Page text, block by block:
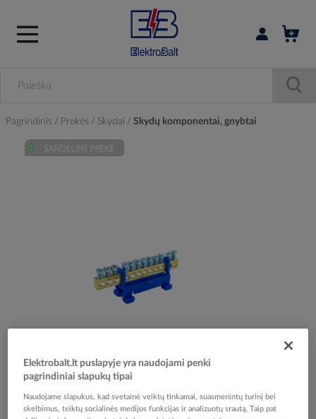
Prisijungti /
Pagrindinis Prekės Skydai Skydų komponentai, gnybtai
Skip
Reali prekė gali skirtis nuo pavaizduotos nuotraukoje
Elektrobalt.lt puslapyje yra naudojami penki
pagrindiniai slapukų tipai
Naudojame slapukus, kad svetainė veiktų tinkamai, suasmenintų turinį bei
skelbimus, teiktų socialinės medijos funkcijas ir analizuotų srautą. Taip pat